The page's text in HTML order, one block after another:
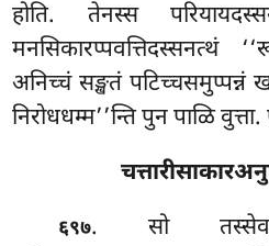
होति. तेनस्स
मनसिकारप्पवत्तिदस्सनत्थं
अनिच्चं सङ्खतं पटिच्चसमुप्पन्नं
निरोधधम्म’’न्ति पुन पाळि
६९७. सो